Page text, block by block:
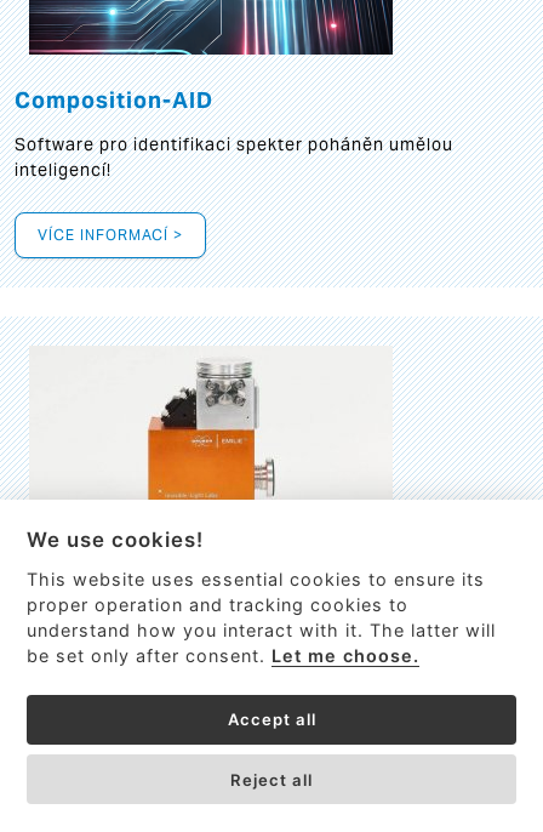
Composition-AID
Software pro identifikaci spekter poháněn umělou
inteligencí!
VÍCE INFORMACÍ >
EMILIE
První nano-elektro-mechanický (NEMS) FTIR analyzátor
We use cookies!
This website uses essential cookies to ensure its
proper operation and tracking cookies to
understand how you interact with it. The latter will
be set only after consent. Let me choose.
Accept all
Reject all